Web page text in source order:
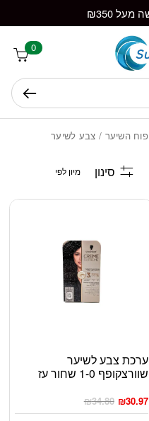
₪350
0
השיער / צבע לשיער
סינון
ערכת צבע לשיער
שוורצקופף 1-0 שחור עז
₪34.80 ₪30.97